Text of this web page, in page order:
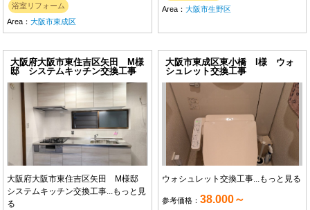
浴室リフォーム
Area：大阪市東成区
Area：大阪市生野区
大阪府大阪市東住吉区矢田 M様
邸 システムキッチン交換工事
大阪府大阪市東住吉区矢田 M様邸
システムキッチン交換工事...もっと見
る
大阪市東成区東小橋 I様 ウォ
シュレット交換工事
ウォシュレット交換工事...もっと見る
参考価格：38.000～